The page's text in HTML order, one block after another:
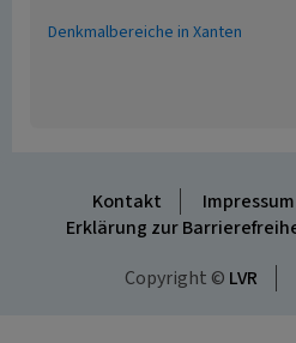
Denkmalbereiche in Xanten
Kontakt Impressum
Erklärung zur
Copyright © LVR